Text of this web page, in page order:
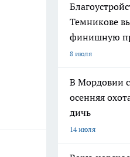
Темникове
финишную
8 июля
В Мордовии
осенняя
дичь
14 июля